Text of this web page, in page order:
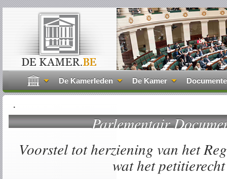
De Kamerleden De Kamer
.
Parlementair
Voorstel tot herziening van het
wat het